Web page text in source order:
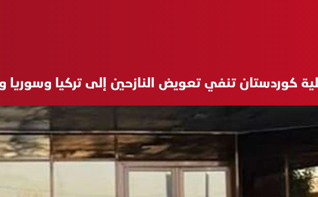
كوردستان تنفي تعويض النازحين إلى تركيا